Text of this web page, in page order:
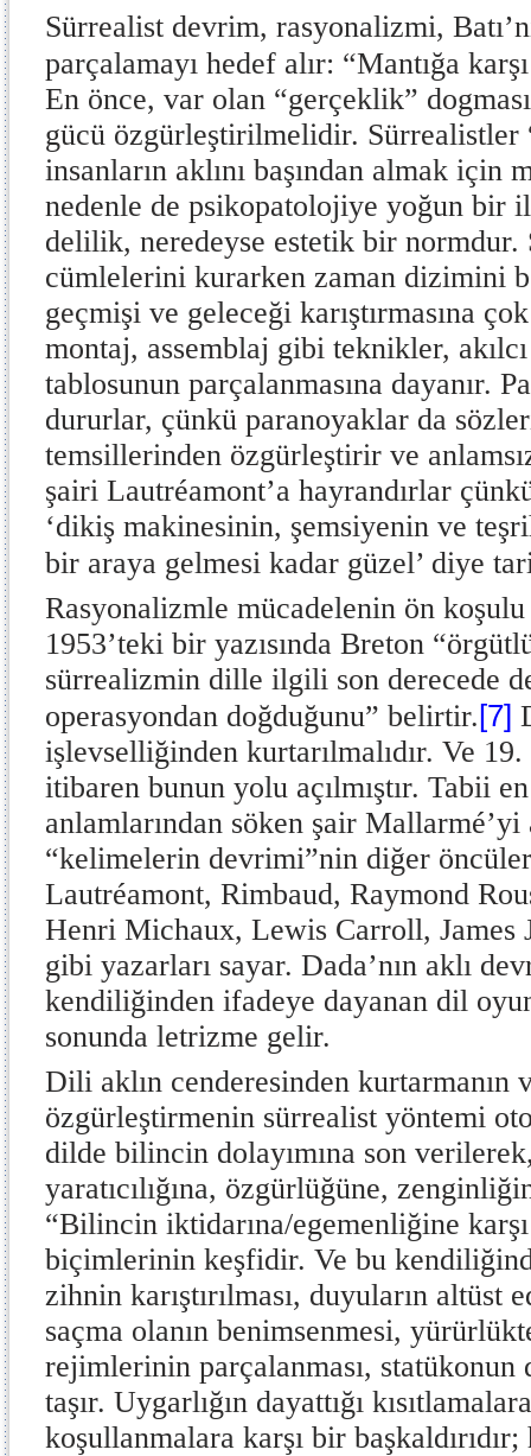
Sürrealist devrim, rasyonalizmi,
parçalamayı hedef alır: “Mantığa
En önce, var olan “gerçeklik”
gücü özgürleştirilmelidir. Sürrealistler
insanların aklını başından almak için
nedenle de psikopatolojiye yoğun bir
delilik, neredeyse estetik bir
cümlelerini kurarken zaman dizimini
geçmişi ve geleceği karıştırmasına
montaj, assemblaj gibi teknikler,
tablosunun parçalanmasına dayanır.
dururlar, çünkü paranoyaklar da
temsillerinden özgürleştirir ve
şairi Lautréamont’a hayrandırlar
‘dikiş makinesinin, şemsiyenin ve
bir araya gelmesi kadar güzel’ diye
Rasyonalizmle mücadelenin ön
1953’teki bir yazısında Breton
sürrealizmin dille ilgili son derecede
operasyondan doğduğunu” belirtir.[7]
işlevselliğinden kurtarılmalıdır. Ve 19.
itibaren bunun yolu açılmıştır. Tabii
anlamlarından söken şair
“kelimelerin devrimi”nin diğer
Lautréamont, Rimbaud, Raymond
Henri Michaux, Lewis Carroll, James
gibi yazarları sayar. Dada’nın aklı
kendiliğinden ifadeye dayanan dil
sonunda letrizme gelir.
Dili aklın cenderesinden kurtarmanın
özgürleştirmenin sürrealist yöntemi
dilde bilincin dolayımına son
yaratıcılığına, özgürlüğüne,
“Bilincin iktidarına/egemenliğine
biçimlerinin keşfidir. Ve bu
zihnin karıştırılması, duyuların altüst
saçma olanın benimsenmesi,
rejimlerinin parçalanması, statükonun
taşır. Uygarlığın dayattığı
koşullanmalara karşı bir